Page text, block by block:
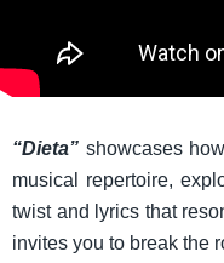
“Dieta” showcases how
musical repertoire,
twist and lyrics that
invites you to break the